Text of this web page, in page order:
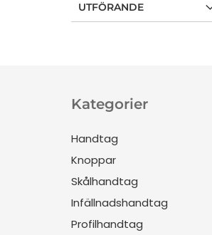
UTFÖRANDE
Kategorier
Handtag
Knoppar
Skålhandtag
Infällnadshandtag
Profilhandtag